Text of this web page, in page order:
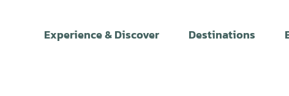
Experience & Discover Destinations